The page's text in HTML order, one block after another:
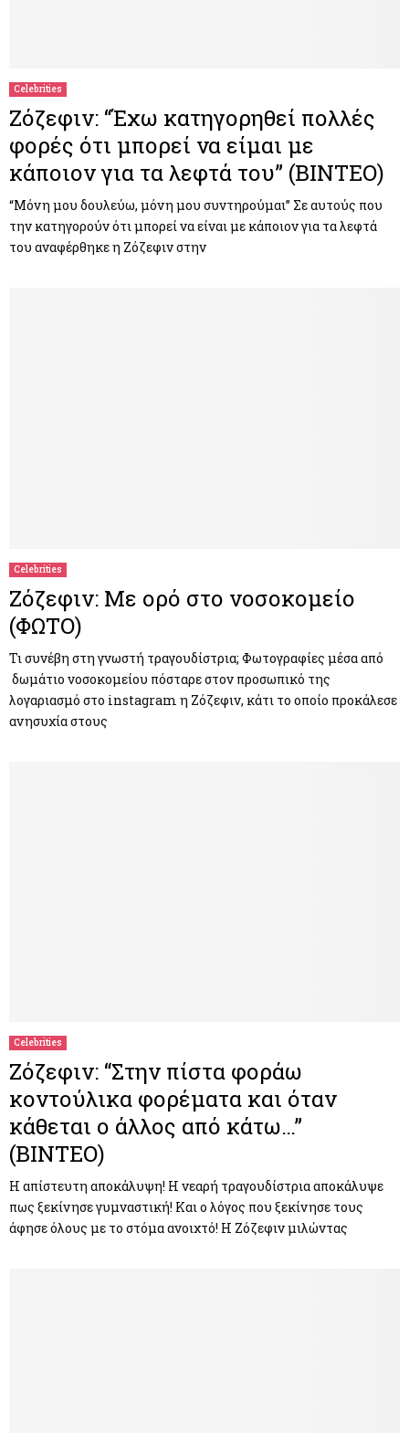
Celebrities
Ζόζεφιν: “Έχω κατηγορηθεί πολλές
φορές ότι μπορεί να είμαι με
κάποιον για τα λεφτά του” (BINTEO)
“Μόνη μου δουλεύω, μόνη μου συντηρούμαι” Σε αυτούς που
την κατηγορούν ότι μπορεί να είναι με κάποιον για τα λεφτά
του αναφέρθηκε η Ζόζεφιν στην
Celebrities
Ζόζεφιν: Με ορό στο νοσοκομείο
(ΦΩΤΟ)
Τι συνέβη στη γνωστή τραγουδίστρια; Φωτογραφίες μέσα από
δωμάτιο νοσοκομείου πόσταρε στον προσωπικό της
λογαριασμό στο instagram η Ζόζεφιν, κάτι το οποίο προκάλεσε
ανησυχία στους
Celebrities
Ζόζεφιν: “Στην πίστα φοράω
κοντούλικα φορέματα και όταν
κάθεται ο άλλος από κάτω…”
(ΒΙΝΤΕΟ)
Η απίστευτη αποκάλυψη! Η νεαρή τραγουδίστρια αποκάλυψε
πως ξεκίνησε γυμναστική! Και ο λόγος που ξεκίνησε τους
άφησε όλους με το στόμα ανοιχτό! Η Ζόζεφιν μιλώντας